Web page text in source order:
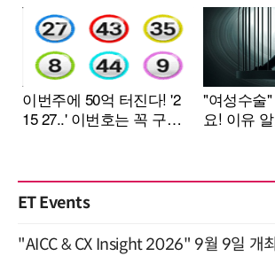
ET Events
"AICC & CX Insight 2026" 9월 9일 개최